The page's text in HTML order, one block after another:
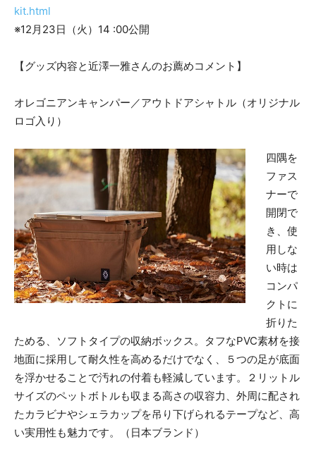
kit.html
※12月23日（火）14 :00公開
【グッズ内容と近澤一雅さんのお薦めコメント】
オレゴニアンキャンパー／アウトドアシャトル（オリジナル
ロゴ入り）
四隅を
ファス
ナーで
開閉で
き、使
用しな
い時は
コンパ
クトに
折りた
ためる、ソフトタイプの収納ボックス。タフなPVC素材を接
地面に採用して耐久性を高めるだけでなく、５つの足が底面
を浮かせることで汚れの付着も軽減しています。２リットル
サイズのペットボトルも収まる高さの収容力、外周に配され
たカラビナやシェラカップを吊り下げられるテープなど、高
い実用性も魅力です。（日本ブランド）